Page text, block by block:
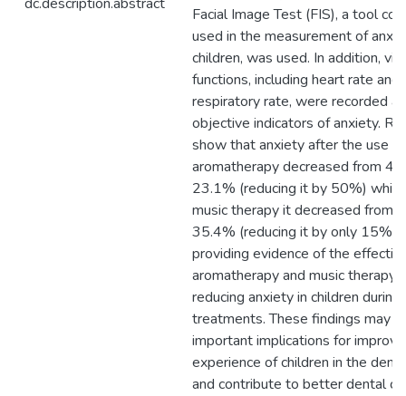
Facial Image Test (FIS), a tool
used in the measurement of
children, was used. In addition,
functions, including heart rate and
respiratory rate, were recorded as
objective indicators of anxiety.
show that anxiety after the use of
aromatherapy decreased from
23.1% (reducing it by 50%)
music therapy it decreased from
35.4% (reducing it by only 15%)
providing evidence of the
aromatherapy and music therapy
reducing anxiety in children
treatments. These findings may
important implications for
experience of children in the
and contribute to better dental